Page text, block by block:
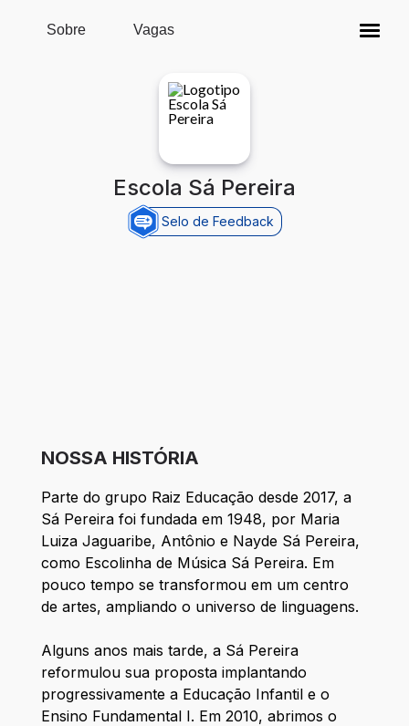
Pular para o conteúdo principal
Sobre Vagas
Escola Sá Pereira
Selo de Feedback
NOSSA HISTÓRIA
Parte do grupo Raiz Educação desde 2017, a
Sá Pereira foi fundada em 1948, por Maria
Luiza Jaguaribe, Antônio e Nayde Sá Pereira,
como Escolinha de Música Sá Pereira. Em
pouco tempo se transformou em um centro
de artes, ampliando o universo de linguagens.
Alguns anos mais tarde, a Sá Pereira
reformulou sua proposta implantando
progressivamente a Educação Infantil e o
Ensino Fundamental I. Em 2010, abrimos o